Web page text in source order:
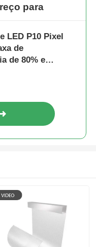
para
LED P10 Pixel
de
de 80% e